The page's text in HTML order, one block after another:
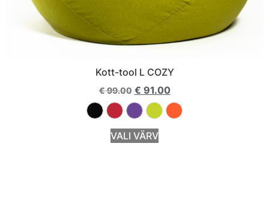
Kott-tool L COZY
€99.00 € 91.00
VALI VÄRV